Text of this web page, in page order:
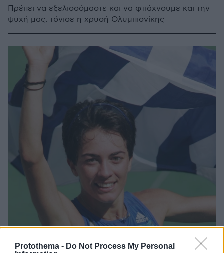
Protothema - Do Not Process My Personal
Πρέπει να εξελισσόμαστε και να φτιάχνουμε και την
ψυχή μας, τόνισε η χρυσή Ολυμπιονίκης